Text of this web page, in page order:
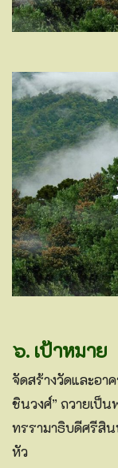
๖. เป้าหมาย
จัดสร้างวัดและอ
ชินวงศ์” ถวายเป็
ทรรามาธิบดีศรีสิน
หัว